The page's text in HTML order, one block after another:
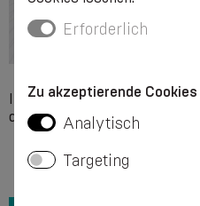
Individuelle Unverträglichkeit
des Produkts.
Erforderlich
Zu akzeptierende
Analytisch
Targeting